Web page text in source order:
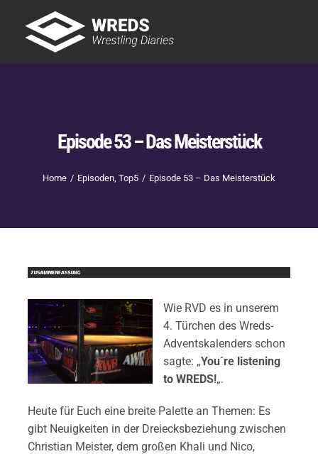
content
Episode 53 – Das Meisterstück
Home Episoden Top5 Episode 53 – Das Meisterstück
Wie RVD es in unserem
4. Türchen des Wreds-
Adventskalenders schon
sagte: „You´re listening
to WREDS!„.
Heute für Euch eine breite Palette an Themen: Es
gibt Neuigkeiten in der Dreiecksbeziehung zwischen
Christian Meister, dem großen Khali und Nico,